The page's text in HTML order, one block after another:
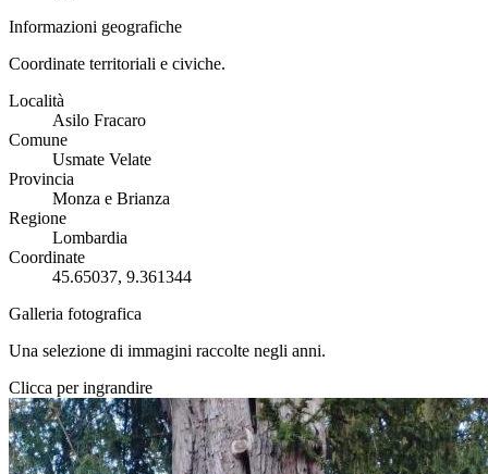
Informazioni geografiche
Coordinate territoriali e civiche.
Località
Asilo Fracaro
Comune
Usmate Velate
Provincia
Monza e Brianza
Regione
Lombardia
Coordinate
45.65037, 9.361344
Galleria fotografica
Una selezione di immagini raccolte negli anni.
Clicca per ingrandire